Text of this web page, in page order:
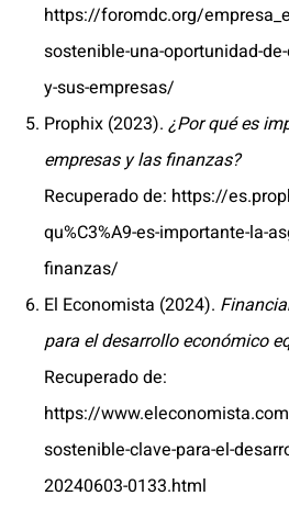
https://foromdc.org/
sostenible-una-oportunidad-
y-sus-empresas/
Prophix (2023). ¿Por qué es
empresas y las finanzas?
Recuperado de: https://
qu%C3%A9-es-importante-la-
finanzas/
El Economista (2024).
para el desarrollo económico
Recuperado de:
https://
sostenible-clave-para-el-
20240603-0133.html